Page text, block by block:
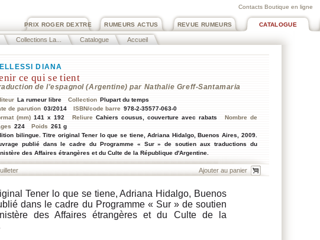
Contacts Boutique en ligne
CATALOGUE
REVUE RUMEURS
RUMEURS ACTUS
PRIX ROGER DEXTRE
Collections La... Catalogue Accueil
DIANA
ce qui se tient
de l'espagnol (Argentine) par Nathalie Greff-Santamaria
La rumeur libre Collection Plupart du temps
de parution 03/2014 ISBN/code barre 978-2-35577-063-0
(mm) 141 x 192 Reliure Cahiers cousus, couverture avec rabats
Nombre de
224 Poids 261 g
bilingue. Titre original Tener lo que se tiene, Adriana Hidalgo, Buenos Aires, 2009.
publié dans le cadre du Programme « Sur » de soutien aux traductions du
des Affaires étrangères et du Culte de la République d'Argentine.
Tener lo que se tiene, Adriana Hidalgo, Buenos
dans le cadre du Programme « Sur » de soutien
des Affaires étrangères et du Culte de la